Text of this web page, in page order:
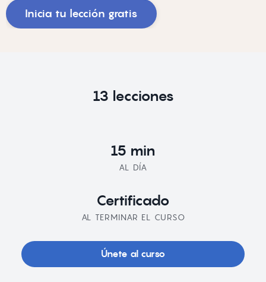
Inicia tu lección gratis
13 lecciones
15 min
AL DÍA
Certificado
AL TERMINAR EL CURSO
Únete al curso